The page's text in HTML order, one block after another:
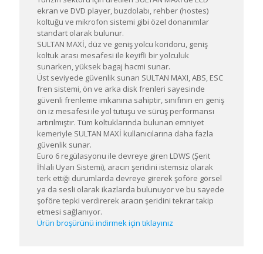
ekran ve DVD player, buzdolabı, rehber (hostes)
koltuğu ve mikrofon sistemi gibi özel donanımlar
standart olarak bulunur.
SULTAN MAXİ, düz ve geniş yolcu koridoru, geniş
koltuk arası mesafesi ile keyifli bir yolculuk
sunarken, yüksek bagaj hacmi sunar.
Üst seviyede güvenlik sunan SULTAN MAXI, ABS, ESC
fren sistemi, ön ve arka disk frenleri sayesinde
güvenli frenleme imkanına sahiptir, sınıfının en geniş
ön iz mesafesi ile yol tutuşu ve sürüş performansı
artırılmıştır. Tüm koltuklarında bulunan emniyet
kemeriyle SULTAN MAXİ kullanıcılarına daha fazla
güvenlik sunar.
Euro 6 regülasyonu ile devreye giren LDWS (Şerit
İhlali Uyarı Sistemi), aracın şeridini istemsiz olarak
terk ettiği durumlarda devreye girerek şoföre görsel
ya da sesli olarak ikazlarda bulunuyor ve bu sayede
şoföre tepki verdirerek aracın şeridini tekrar takip
etmesi sağlanıyor.
Ürün broşürünü indirmek için tıklayınız